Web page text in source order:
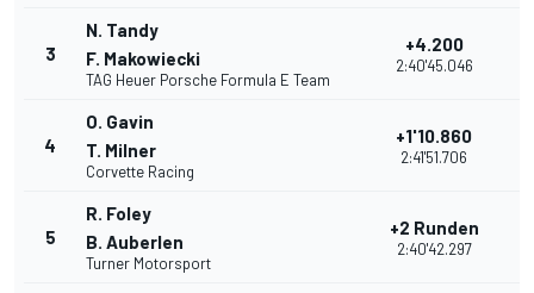
3
N. Tandy
F. Makowiecki
TAG Heuer Porsche Formula E Team
+4.200
2:40'45.046
4
O. Gavin
T. Milner
Corvette Racing
+1'10.860
2:41'51.706
5
R. Foley
B. Auberlen
Turner Motorsport
+2 Runden
2:40'42.297